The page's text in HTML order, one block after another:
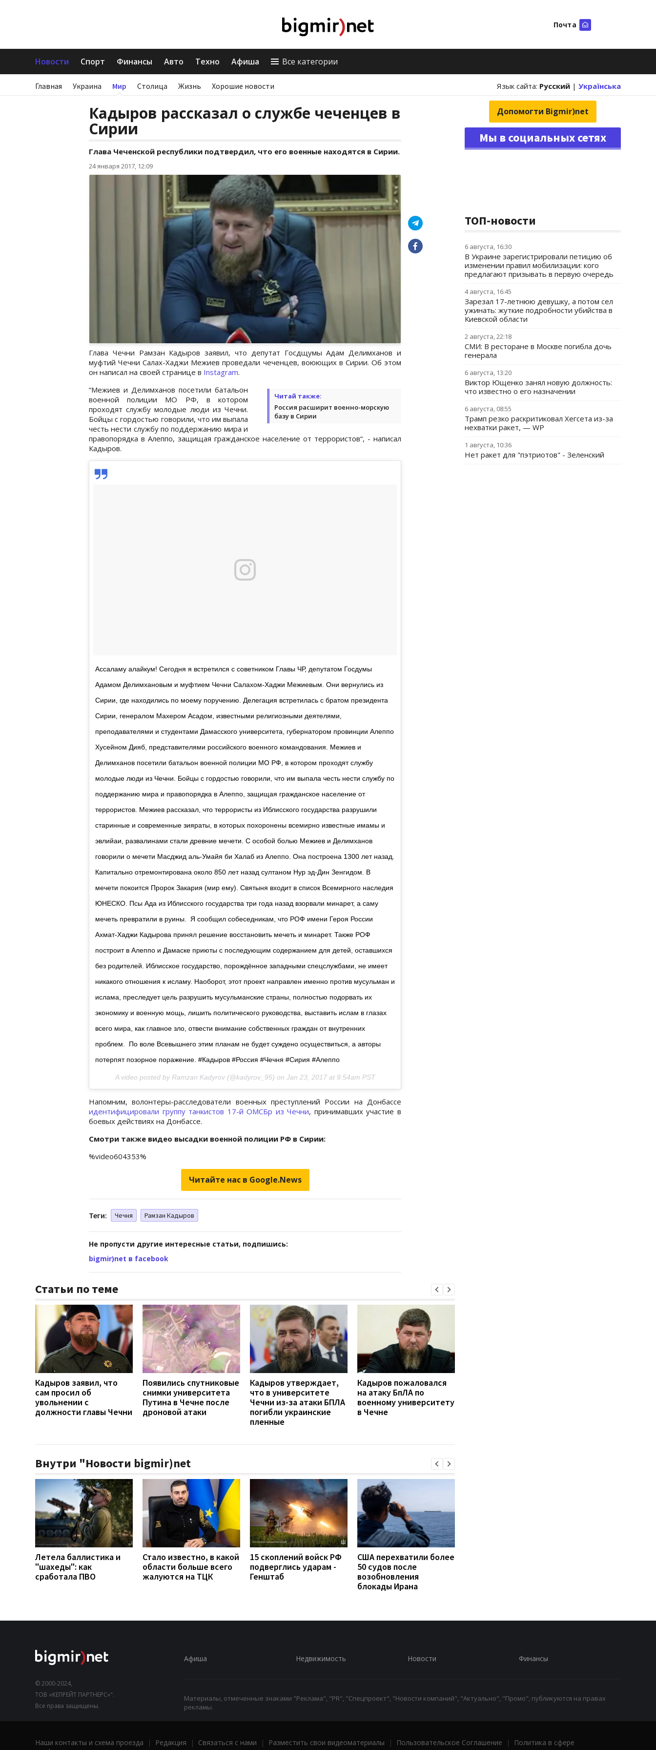
Почта
Новости Спорт Финансы Авто Техно Афиша Все категории
Главная Украина Мир Столица Жизнь Хорошие новости Язык сайта: Русский | Українська
Кадыров рассказал о службе чеченцев в
Сирии
Глава Чеченской республики подтвердил, что его военные находятся в Сирии.
24 января 2017, 12:09
Глава Чечни Рамзан Кадыров заявил, что депутат Госдщумы Адам Делимханов и
муфтий Чечни Салах-Хаджи Межиев проведали чеченцев, воюющих в Сирии. Об этом
он написал на своей странице в Instagram.
Читай также:
Россия расширит военно-морскую
базу в Сирии
“Межиев и Делимханов посетили батальон
военной полиции МО РФ, в котором
проходят службу молодые люди из Чечни.
Бойцы с гордостью говорили, что им выпала
честь нести службу по поддержанию мира и
правопорядка в Алеппо, защищая гражданское население от террористов“, - написал
Кадыров.
Ассаламу алайкум! Сегодня я встретился с советником Главы ЧР, депутатом Госдумы
Адамом Делимхановым и муфтием Чечни Салахом-Хаджи Межиевым. Они вернулись из
Сирии, где находились по моему поручению. Делегация встретилась с братом президента
Сирии, генералом Махером Асадом, известными религиозными деятелями,
преподавателями и студентами Дамасского университета, губернатором провинции Алеппо
Хусейном Дияб, представителями российского военного командования. Межиев и
Делимханов посетили батальон военной полиции МО РФ, в котором проходят службу
молодые люди из Чечни. Бойцы с гордостью говорили, что им выпала честь нести службу по
поддержанию мира и правопорядка в Алеппо, защищая гражданское население от
террористов. Межиев рассказал, что террористы из Иблисского государства разрушили
старинные и современные зияраты, в которых похоронены всемирно известные имамы и
эвлийаи, развалинами стали древние мечети. С особой болью Межиев и Делимханов
говорили о мечети Масджид аль-Умайя би Халаб из Алеппо. Она построена 1300 лет назад.
Капитально отремонтирована около 850 лет назад султаном Нур эд-Дин Зенгидом. В
мечети покоится Пророк Закария (мир ему). Святыня входит в список Всемирного наследия
ЮНЕСКО. Псы Ада из Иблисского государства три года назад взорвали минарет, а саму
мечеть превратили в руины. Я сообщил собеседникам, что РОФ имени Героя России
Ахмат-Хаджи Кадырова принял решение восстановить мечеть и минарет. Также РОФ
построит в Алеппо и Дамаске приюты с последующим содержанием для детей, оставшихся
без родителей. Иблисское государство, порождённое западными спецслужбами, не имеет
никакого отношения к исламу. Наоборот, этот проект направлен именно против мусульман и
ислама, преследует цель разрушить мусульманские страны, полностью подорвать их
экономику и военную мощь, лишить политического руководства, выставить ислам в глазах
всего мира, как главное зло, отвести внимание собственных граждан от внутренних
проблем. По воле Всевышнего этим планам не будет суждено осуществиться, а авторы
потерпят позорное поражение. #Кадыров #Россия #Чечня #Сирия #Алеппо
A video posted by Ramzan Kadyrov (@kadyrov_95) on Jan 23, 2017 at 9:54am PST
Напомним, волонтеры-расследователи военных преступлений России на Донбассе
идентифицировали группу танкистов 17-й ОМСБр из Чечни, принимавших участие в
боевых действиях на Донбассе.
Смотри также видео высадки военной полиции РФ в Сирии:
%video604353%
Читайте нас в Google.News
Теги: Чечня Рамзан Кадыров
Не пропусти другие интересные статьи, подпишись:
bigmir)net в facebook
Статьи по теме
Кадыров заявил, что
сам просил об
увольнении с
должности главы Чечни
Появились спутниковые
снимки университета
Путина в Чечне после
дроновой атаки
Кадыров утверждает,
что в университете
Чечни из-за атаки БПЛА
погибли украинские
пленные
Кадыров пожаловался
на атаку БпЛА по
военному университету
в Чечне
Внутри "Новости bigmir)net
Летела баллистика и
"шахеды": как
сработала ПВО
Стало известно, в какой
области больше всего
жалуются на ТЦК
15 скоплений войск РФ
подверглись ударам -
Генштаб
США перехватили более
50 судов после
возобновления
блокады Ирана
Допомогти Bigmir)net
Мы в социальных сетях
ТОП-новости
6 августа, 16:30
В Украине зарегистрировали петицию об
изменении правил мобилизации: кого
предлагают призывать в первую очередь
4 августа, 16:45
Зарезал 17-летнюю девушку, а потом сел
ужинать: жуткие подробности убийства в
Киевской области
2 августа, 22:18
СМИ: В ресторане в Москве погибла дочь
генерала
6 августа, 13:20
Виктор Ющенко занял новую должность:
что известно о его назначении
6 августа, 08:55
Трамп резко раскритиковал Хегсета из-за
нехватки ракет, — WP
1 августа, 10:36
Нет ракет для "пэтриотов" - Зеленский
© 2000-2024,
ТОВ «КЕПРЕЙТ ПАРТНЕРС»".
Все права защищены.
Афиша Недвижимость Новости Финансы
Материалы, отмеченные знаками "Реклама", "PR", "Спецпроект", "Новости компаний", "Актуально", "Промо", публикуются на правах
рекламы.
Наши контакты и схема проезда | Редакция | Связаться с нами | Разместить свои видеоматериалы | Пользовательское Соглашение |
Политика в сфере